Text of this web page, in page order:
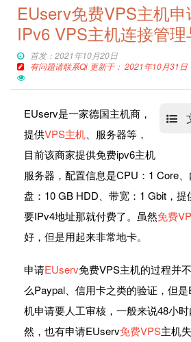
EUserv免费VPS主机
IPv6 VPS主机连接管理
首发：2021年10月20日
有问题请联系Qi 更新于： 2021年10月31日
EUserv是一家德国主机商，
提供VPS主机 、服务器等，
目前该商家提供免费ipv6主机
服务器，配置信息是CPU：1 Core
盘：10 GB HDD、带宽：1 Gbit，
要IPv4地址那就付费了。虽然免费
好，但是用起来非常地卡。
申请EUserv免费VPS主机的过程并
么Paypal、信用卡之类的验证，但
机申请要人工审核，一般来说48小
然，也有申请EUserv免费VPS主机